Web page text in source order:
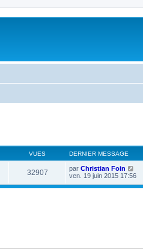
VUES DERNIER MESSAGE
32907 par Christian Foin
ven. 19 juin 2015 17:56